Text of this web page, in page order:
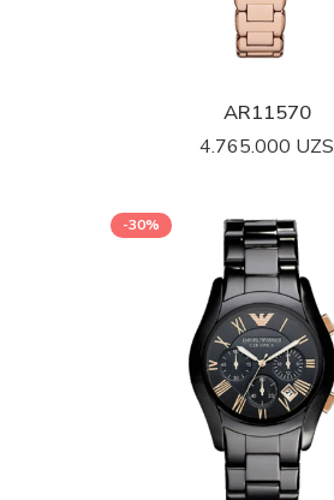
AR11570
4.765.000 UZS
-30%